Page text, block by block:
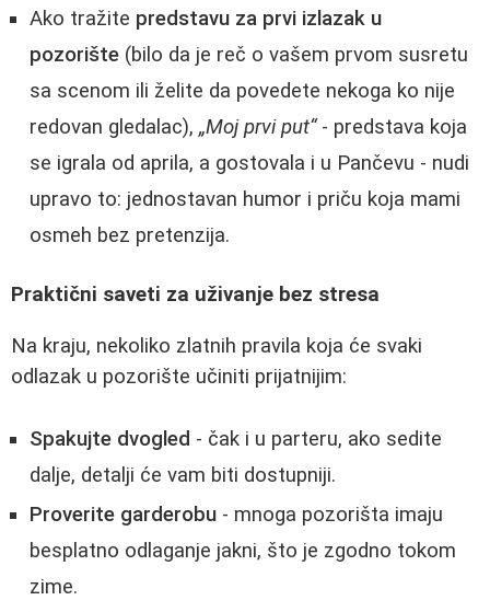
Ako tražite predstavu za prvi izlazak u
pozorište (bilo da je reč o vašem prvom susretu
sa scenom ili želite da povedete nekoga ko nije
redovan gledalac), „Moj prvi put“- predstava koja
se igrala od aprila, a gostovala i u Pančevu - nudi
upravo to: jednostavan humor i priču koja mami
osmeh bez pretenzija.
Praktični saveti za uživanje bez stresa
Na kraju, nekoliko zlatnih pravila koja će svaki
odlazak u pozorište učiniti prijatnijim:
Spakujte dvogled - čak i u parteru, ako sedite
dalje, detalji će vam biti dostupniji.
Proverite garderobu - mnoga pozorišta imaju
besplatno odlaganje jakni, što je zgodno tokom
zime.